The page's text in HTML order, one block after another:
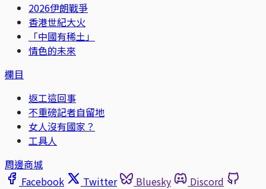
2026伊朗戰爭
香港世紀大火
「中國有稀土」
情色的未來
欄目
返工這回事
不重磅記者自留地
女人沒有國家？
工具人
周邊商城
Facebook
Twitter Bluesky
Discord